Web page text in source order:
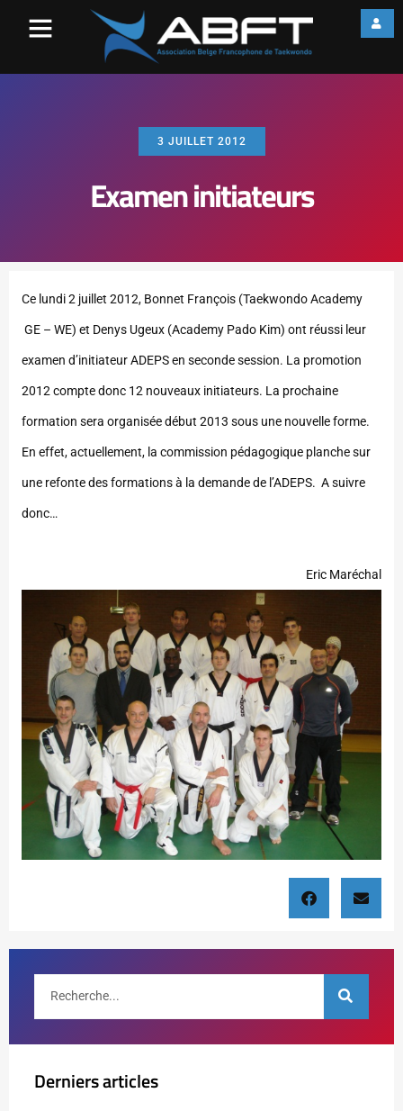
3 JUILLET 2012
Examen initiateurs
Ce lundi 2 juillet 2012, Bonnet François (Taekwondo Academy
GE – WE) et Denys Ugeux (Academy Pado Kim) ont réussi leur
examen d’initiateur ADEPS en seconde session. La promotion
2012 compte donc 12 nouveaux initiateurs. La prochaine
formation sera organisée début 2013 sous une nouvelle forme.
En effet, actuellement, la commission pédagogique planche sur
une refonte des formations à la demande de l’ADEPS. A suivre
donc…
Eric Maréchal
Derniers articles